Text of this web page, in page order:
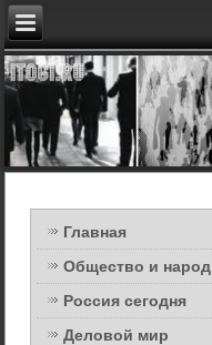
Главная
Общество и народ
Россия сегодня
Деловой мир